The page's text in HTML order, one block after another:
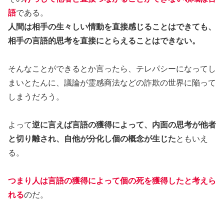
語である。
人間は相手の生々しい情動を直接感じることはできても、
相手の言語的思考を直接にとらえることはできない。
そんなことができるとか言ったら、テレパシーになってし
まいとたんに、議論が霊感商法などの詐欺の世界に陥って
しまうだろう。
よって逆に言えば言語の獲得によって、内面の思考が他者
と切り離され、自他が分化し個の概念が生じたともいえ
る。
つまり人は言語の獲得によって個の死を獲得したと考えら
れるのだ。